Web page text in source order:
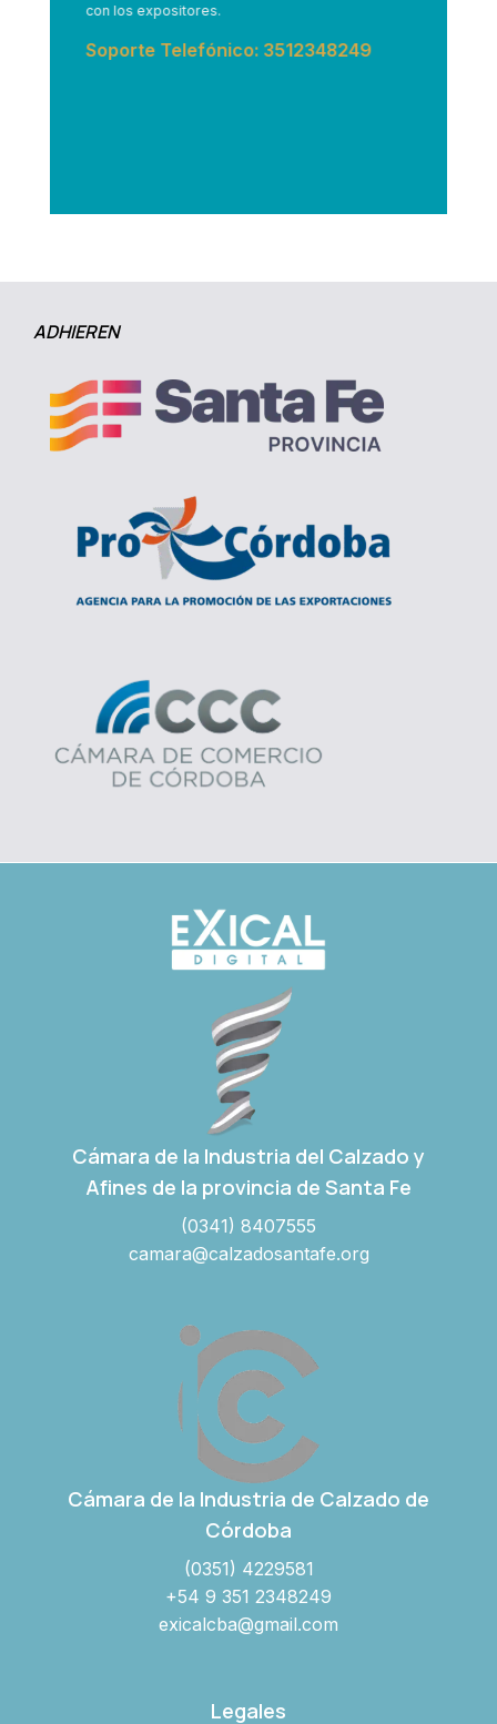
con los expositores.
Soporte Telefónico: 3512348249
ADHIEREN
Cámara de la Industria del Calzado y
Afines de la provincia de Santa Fe
(0341) 8407555
camara@calzadosantafe.org
Cámara de la Industria de Calzado de
Córdoba
(0351) 4229581
+54 9 351 2348249
exicalcba@gmail.com
Legales